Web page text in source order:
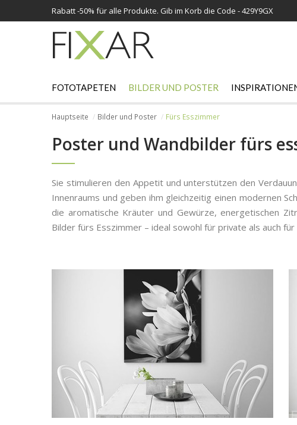
Rabatt -50% für alle Produkte. Gib im Korb die Code - 429Y9GX
FOTOTAPETEN BILDER UND POSTER
Hauptseite Bilder und Poster Fürs Esszimmer
Poster und Wandbilder fürs
Sie stimulieren den Appetit und unterstützen den
Innenraums und geben ihm gleichzeitig einen modernen
die aromatische Kräuter und Gewürze, energetischen
Bilder fürs Esszimmer – ideal sowohl für private als auch